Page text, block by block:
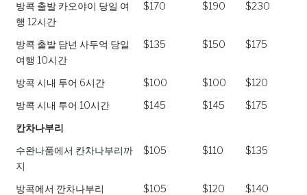
방콕 출발 카오야이 당일 여
행 12시간
$170 $190 $230
방콕 출발 담넌 사두억 당일
여행 10시간
$135 $150 $175
방콕 시내 투어 6시간 $100 $100
$120
방콕 시내 투어 10시간
$145 $145
$175
칸차나부리
수완나품에서 칸차나부리까
지
$105 $110 $135
방콕에서 깐차나부리 $105 $120
$140